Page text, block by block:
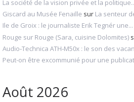
La société de la vision privée et la
Giscard au Musée Fenaille sur La senteur
Ile de Groix : le journaliste Erik Tegnér une...
Rouge sur Rouge (Sara, cuisine Dolomites)
Audio‑Technica ATH‑M50x : le son des
Peut-on être excommunié pour une
Août 2026